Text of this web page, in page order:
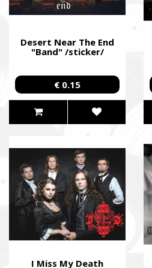
Desert Near The End
"Band" /sticker/
€ 0.15
I Miss My Death